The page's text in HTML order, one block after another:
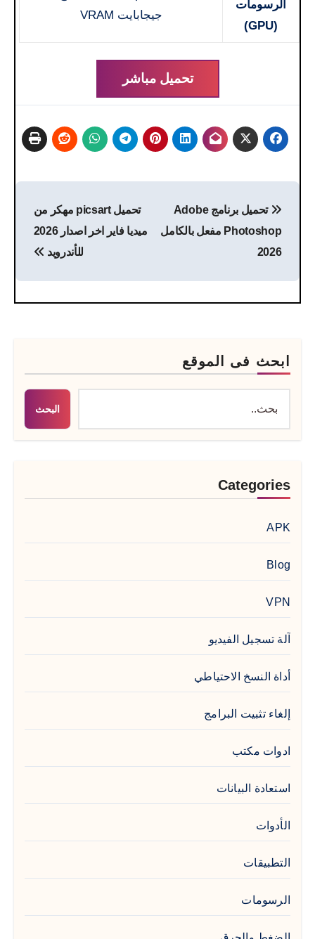
الرسومات
(GPU)
جيجابايت VRAM
تحميل مباشر
المقالات
تحميل برنامج Adobe
Photoshop مفعل بالكامل
2026
تحميل picsart مهكر من
ميديا فاير اخر اصدار 2026
للأندرويد
ابحث فى الموقع
البحث
Categories
APK
Blog
VPN
آلة تسجيل الفيديو
أداة النسخ الاحتياطي
إلغاء تثبيت البرامج
ادوات مكتب
استعادة البيانات
الأدوات
التطبيقات
الرسومات